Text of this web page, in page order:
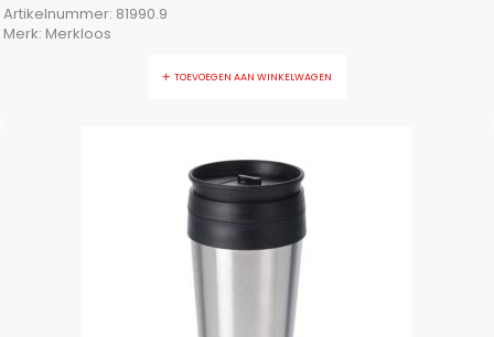
Artikelnummer: 81990.9
Merk: Merkloos
TOEVOEGEN AAN WINKELWAGEN